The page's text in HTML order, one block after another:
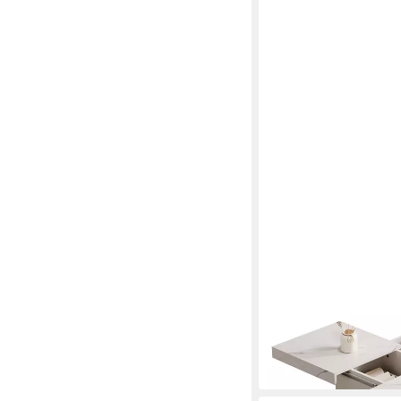
lieferbar - in 5-6